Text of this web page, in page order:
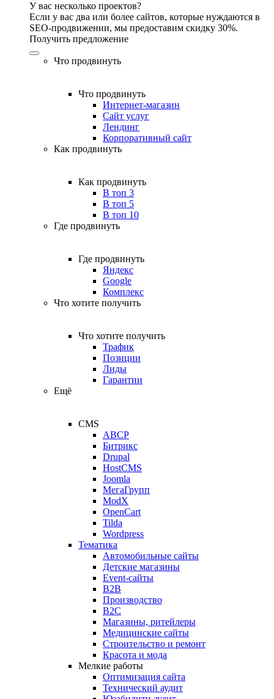
У вас несколько проектов?
Если у вас два или более сайтов, которые нуждаются в
SEO-продвижении, мы предоставим скидку 30%.
Получить предложение
Что продвинуть
Что продвинуть
Интернет-магазин
Сайт услуг
Лендинг
Корпоративный сайт
Как продвинуть
Как продвинуть
В топ 3
В топ 5
В топ 10
Где продвинуть
Где продвинуть
Яндекс
Google
Комплекс
Что хотите получить
Что хотите получить
Трафик
Позиции
Лиды
Гарантии
Ещё
CMS
ABCP
Битрикс
Drupal
HostCMS
Joomla
МегаГрупп
ModX
OpenCart
Tilda
Wordpress
Тематика
Автомобильные сайты
Детские магазины
Event-сайты
B2B
Производство
B2C
Магазины, ритейлеры
Медицинские сайты
Строительство и ремонт
Красота и мода
Мелкие работы
Оптимизация сайта
Технический аудит